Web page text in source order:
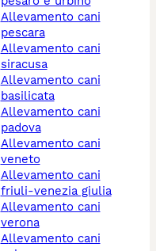
allevamento cani
pescara
allevamento cani
siracusa
allevamento cani
basilicata
allevamento cani
padova
allevamento cani
veneto
allevamento cani
friuli-venezia giulia
allevamento cani
verona
allevamento cani